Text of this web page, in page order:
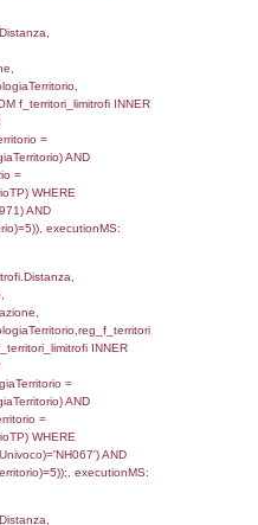
INNER JOIN
= el_nazioni.IDStato
= 971;,
JOIN ((el_comuni INNER
=
ON
ON
WHERE
executionMS: